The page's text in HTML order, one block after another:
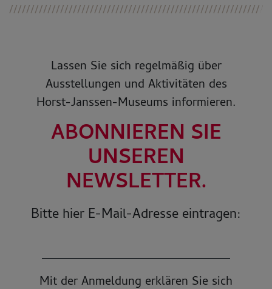
Lassen Sie sich regelmäßig über
Ausstellungen und Aktivitäten des
Horst-Janssen-Museums informieren.
ABONNIEREN SIE
UNSEREN
NEWSLETTER.
Bitte hier E-Mail-Adresse eintragen:
Mit der Anmeldung erklären Sie sich